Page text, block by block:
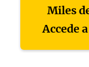
Miles
Accede